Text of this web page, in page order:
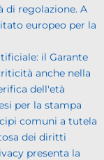
di regolazione. A
europeo per la
il Garante
anche nella
dell'età
per la stampa
comuni a tutela
dei diritti
presenta la